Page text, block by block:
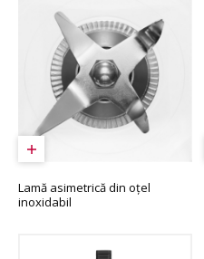
Lamă asimetrică din oțel
inoxidabil